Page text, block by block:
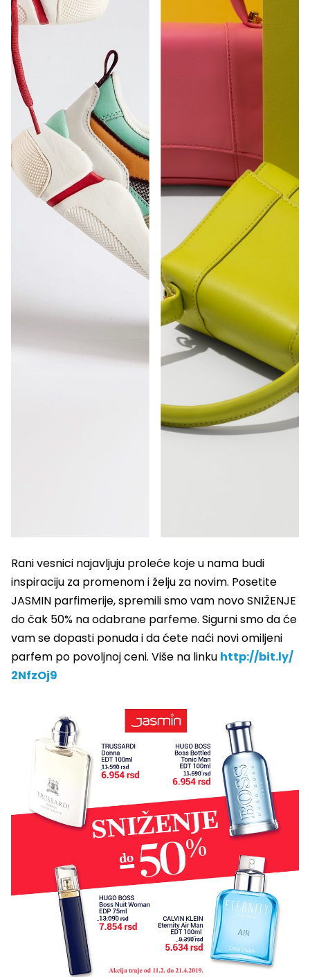
Rani vesnici najavljuju proleće koje u nama budi
inspiraciju za promenom i želju za novim. Posetite
JASMIN parfimerije, spremili smo vam novo SNIŽENJE
do čak 50% na odabrane parfeme. Sigurni smo da će
vam se dopasti ponuda i da ćete naći novi omiljeni
parfem po povoljnoj ceni. Više na linku http://bit.ly/
2NfzOj9